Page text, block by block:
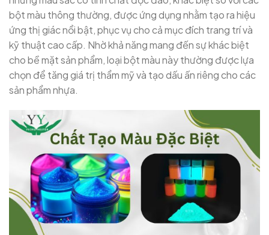
bột màu thông thường, được ứng dụng nhằm tạo ra hiệu
ứng thị giác nổi bật, phục vụ cho cả mục đích trang trí và
kỹ thuật cao cấp. Nhờ khả năng mang đến sự khác biệt
cho bề mặt sản phẩm, loại bột màu này thường được lựa
chọn để tăng giá trị thẩm mỹ và tạo dấu ấn riêng cho các
sản phẩm nhựa.